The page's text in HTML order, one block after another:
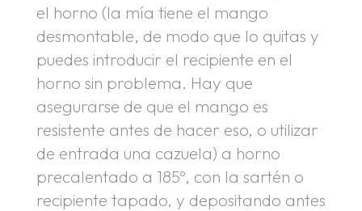
el horno (la mía tiene el mango
desmontable, de modo que lo quitas y
puedes introducir el recipiente en el
horno sin problema. Hay que
asegurarse de que el mango es
resistente antes de hacer eso, o utilizar
de entrada una cazuela) a horno
precalentado a 185º, con la sartén o
recipiente tapado, y depositando antes